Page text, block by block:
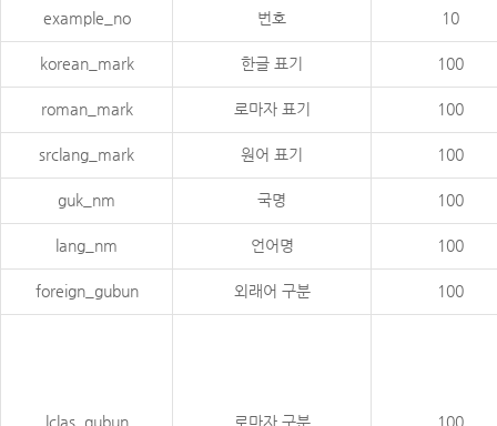
example_no 번호 10
korean_mark 한글 표기 100
roman_mark 로마자 표기 100
srclang_mark 원어 표기 100
guk_nm 국명 100
lang_nm 언어명 100
foreign_gubun 외래어 구분 100
lclas_gubun 로마자 구분 100